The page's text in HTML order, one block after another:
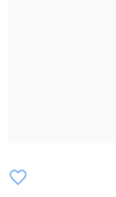
favorite_border